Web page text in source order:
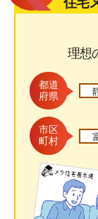
理想
都道
府県
市区
町村